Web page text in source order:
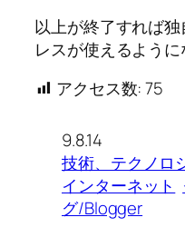
以上が終了すれば
レスが使えるように
アクセス数: 75
9.8.14
技術、テクノロ
インターネット
グ/Blogger